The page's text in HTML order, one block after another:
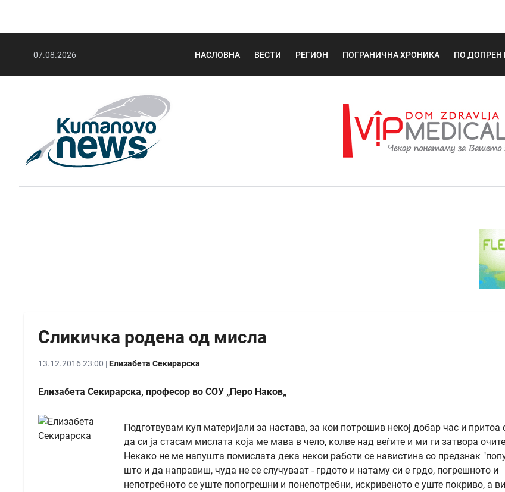
07.08.2026 НАСЛОВНА ВЕСТИ РЕГИОН ПОГРАНИЧНА ХРОНИКА ПО ДОПРЕН
Сликичкa родена од мисла
13.12.2016 23:00 |Елизабета Секирарска
Елизабета Секирарска, професор во СОУ „Перо Наков„
Подготвувам куп материјали за настава, за кои потрошив некој добар час и притоа
да си ја стасам мислата која ме мава в чело, колве над веѓите и ми ги затвора
Некако не ме напушта помислата дека некои работи се навистина со предзнак
што и да направиш, чуда не се случуваат - грдото и натаму си е грдо, погрешното и
непотребното се уште попогрешни и понепотребни, искривеното е уште покриво, а